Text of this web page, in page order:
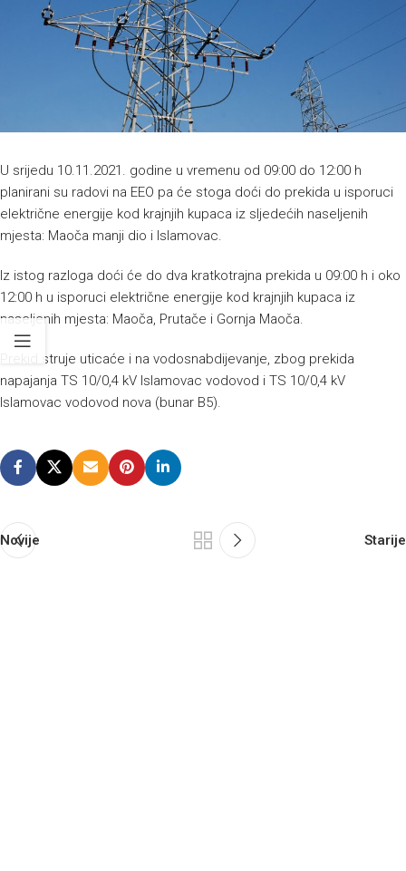
U srijedu 10.11.2021. godine u vremenu od 09:00 do 12:00 h
planirani su radovi na EEO pa će stoga doći do prekida u isporuci
električne energije kod krajnjih kupaca iz sljedećih naseljenih
mjesta: Maoča manji dio i Islamovac.
Iz istog razloga doći će do dva kratkotrajna prekida u 09:00 h i oko
12:00 h u isporuci električne energije kod krajnjih kupaca iz
naseljenih mjesta: Maoča, Prutače i Gornja Maoča.
Prekid struje uticaće i na vodosnabdijevanje, zbog prekida
napajanja TS 10/0,4 kV Islamovac vodovod i TS 10/0,4 kV
Islamovac vodovod nova (bunar B5).
Novije Starije